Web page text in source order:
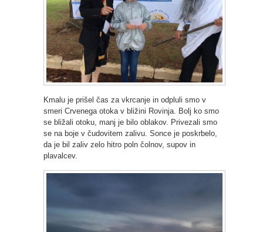
Kmalu je prišel čas za vkrcanje in odpluli smo v
smeri Crvenega otoka v bližini Rovinja. Bolj ko smo
se bližali otoku, manj je bilo oblakov. Privezali smo
se na boje v čudovitem zalivu. Sonce je poskrbelo,
da je bil zaliv zelo hitro poln čolnov, supov in
plavalcev.